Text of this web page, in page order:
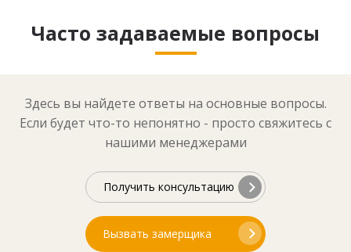
Часто задаваемые вопросы
Здесь вы найдете ответы на основные вопросы.
Если будет что-то непонятно - просто свяжитесь с
нашими менеджерами
Получить консультацию
Вызвать замерщика